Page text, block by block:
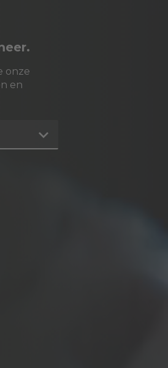
onze
en